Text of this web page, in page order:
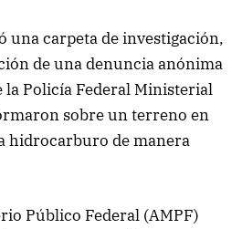
una carpeta de investigación,
de una denuncia anónima
la Policía Federal Ministerial
sobre un terreno en
hidrocarburo de manera
Público Federal (AMPF)